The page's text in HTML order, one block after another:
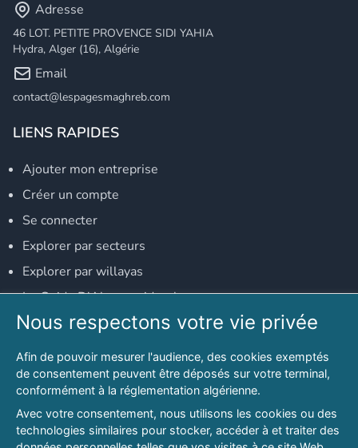
Adresse
46 LOT. PETITE PROVENCE SIDI YAHIA
Hydra, Alger (16), Algérie
Email
contact@lespagesmaghreb.com
LIENS RAPIDES
Ajouter mon entreprise
Créer un compte
Se connecter
Explorer par secteurs
Explorer par willayas
Le Guide D'Alger, guide-alger.com
NOS RÉSEAUX SOCIAUX
Notre page Facebook
Notre page LinkedIn
Notre page Instagram
Nous respectons votre vie privée
Afin de pouvoir mesurer l'audience, des cookies exemptés
de consentement peuvent être déposés sur votre terminal,
conformément à la réglementation algérienne.
Avec votre consentement, nous utilisons les cookies ou des
technologies similaires pour stocker, accéder à et traiter des